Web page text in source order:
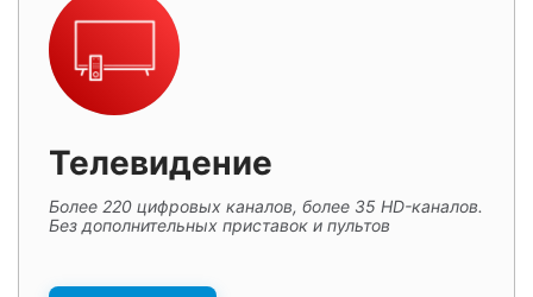
Телевидение
Более 220 цифровых каналов, более 35 HD-каналов.
Без дополнительных приставок и пультов